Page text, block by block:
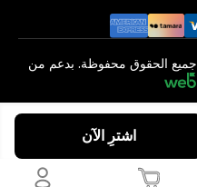
اشترِ الآن
جميع الحقوق محفوظة. بدعم من